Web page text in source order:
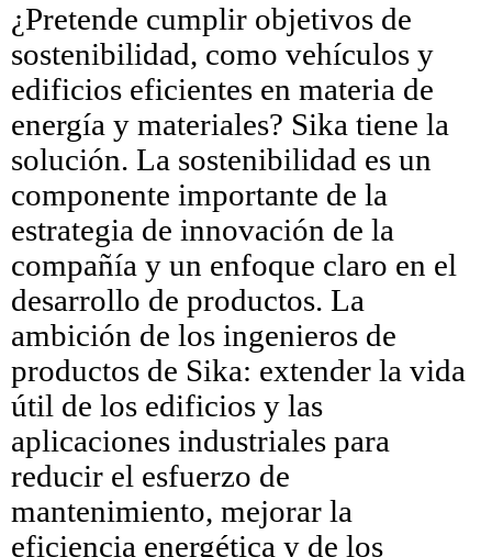
¿Pretende cumplir objetivos de
sostenibilidad, como vehículos y
edificios eficientes en materia de
energía y materiales? Sika tiene la
solución. La sostenibilidad es un
componente importante de la
estrategia de innovación de la
compañía y un enfoque claro en el
desarrollo de productos. La
ambición de los ingenieros de
productos de Sika: extender la vida
útil de los edificios y las
aplicaciones industriales para
reducir el esfuerzo de
mantenimiento, mejorar la
eficiencia energética y de los